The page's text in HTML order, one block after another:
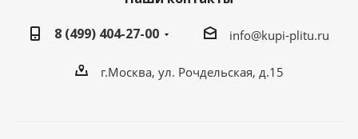
8 (499) 404-27-00
info@kupi-plitu.ru
г.Москва, ул. Рочдельская, д.15